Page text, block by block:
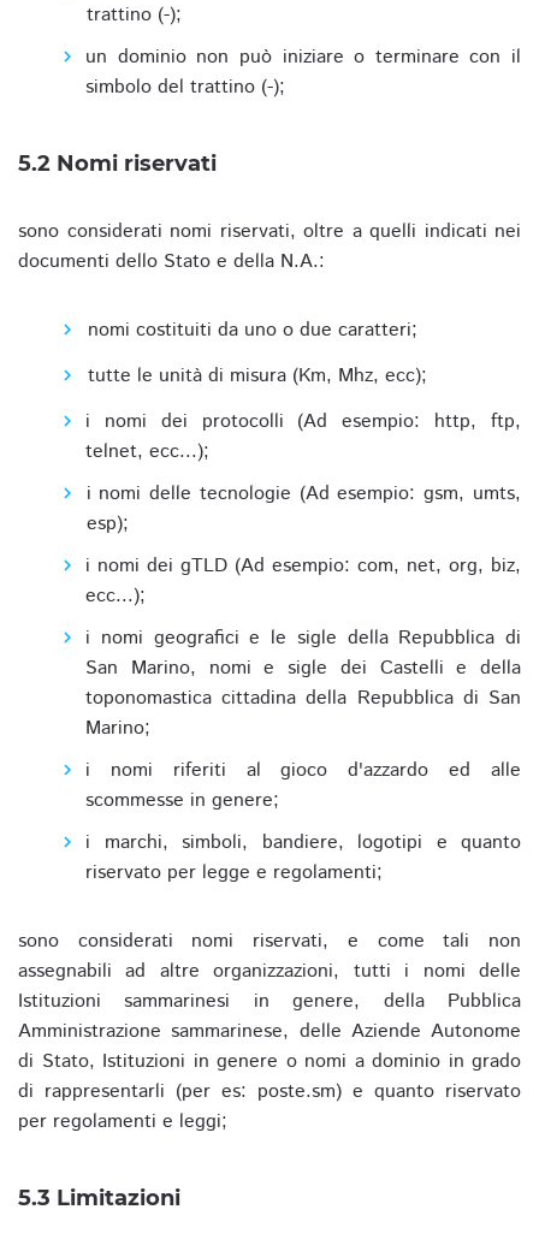
trattino (-);
un dominio non può iniziare o terminare con il
simbolo del trattino (-);
5.2 Nomi riservati
sono considerati nomi riservati, oltre a quelli indicati nei
documenti dello Stato e della N.A.:
nomi costituiti da uno o due caratteri;
tutte le unità di misura (Km, Mhz, ecc);
i nomi dei protocolli (Ad esempio: http, ftp,
telnet, ecc...);
i nomi delle tecnologie (Ad esempio: gsm, umts,
esp);
i nomi dei gTLD (Ad esempio: com, net, org, biz,
ecc...);
i nomi geografici e le sigle della Repubblica di
San Marino, nomi e sigle dei Castelli e della
toponomastica cittadina della Repubblica di San
Marino;
i nomi riferiti al gioco d'azzardo ed alle
scommesse in genere;
i marchi, simboli, bandiere, logotipi e quanto
riservato per legge e regolamenti;
sono considerati nomi riservati, e come tali non
assegnabili ad altre organizzazioni, tutti i nomi delle
Istituzioni sammarinesi in genere, della Pubblica
Amministrazione sammarinese, delle Aziende Autonome
di Stato, Istituzioni in genere o nomi a dominio in grado
di rappresentarli (per es: poste.sm) e quanto riservato
per regolamenti e leggi;
5.3 Limitazioni